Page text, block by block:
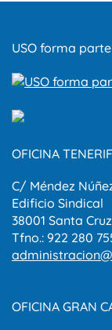
USO forma parte
OFICINA
C/ Méndez
Edificio Sindical
38001 Santa
Tfno.: 922 280
OFICINA GRAN